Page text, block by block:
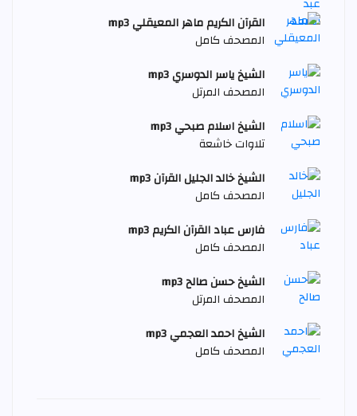
القرآن الكريم ماهر المعيقلي mp3
المصحف كامل
الشيخ ياسر الدوسري mp3
المصحف المرتل
الشيخ اسلام صبحي mp3
تلاوات خاشعة
الشيخ خالد الجليل القرآن mp3
المصحف كامل
فارس عباد القرآن الكريم mp3
المصحف كامل
الشيخ حسن صالح mp3
المصحف المرتل
الشيخ احمد العجمي mp3
المصحف كامل